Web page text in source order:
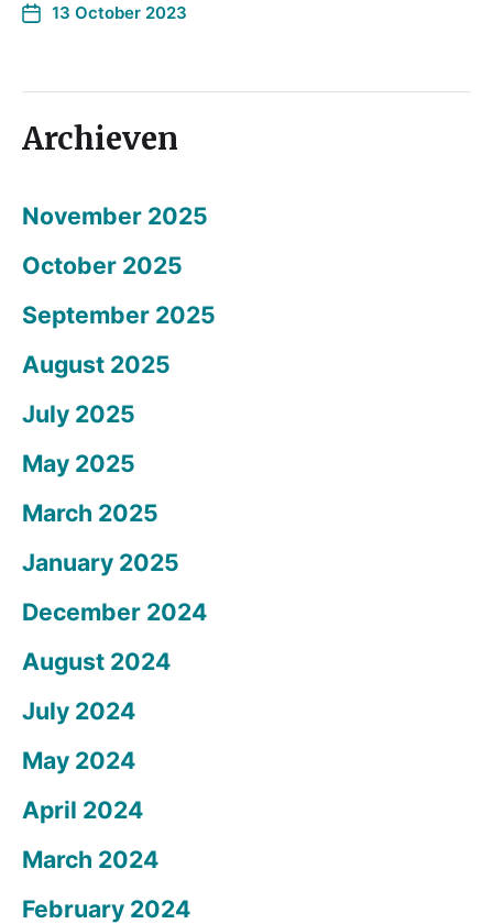
13 October 2023
Archieven
November 2025
October 2025
September 2025
August 2025
July 2025
May 2025
March 2025
January 2025
December 2024
August 2024
July 2024
May 2024
April 2024
March 2024
February 2024